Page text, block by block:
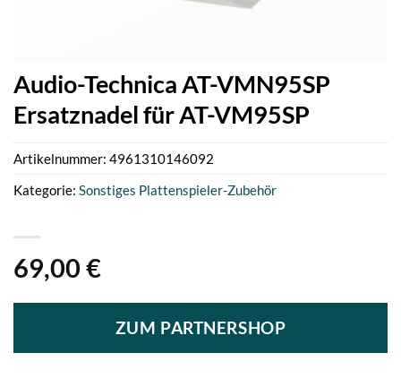
Audio-Technica AT-VMN95SP
Ersatznadel für AT-VM95SP
69,00 €
ZUM PARTNERSHOP
Artikelnummer: 4961310146092
Kategorie: Sonstiges Plattenspieler-Zubehör